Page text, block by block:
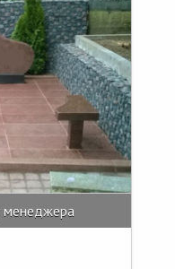
менеджера